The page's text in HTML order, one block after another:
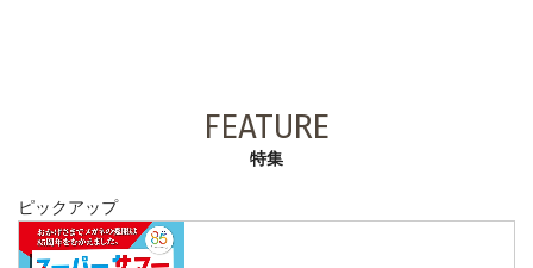
FEATURE
特集
ピックアップ